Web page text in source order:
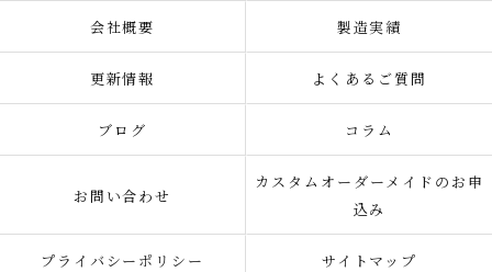
会社概要 製造実績
更新情報 よくあるご質問
ブログ コラム
お問い合わせ
カスタムオーダーメイドのお申
込み
プライバシーポリシー サイトマップ